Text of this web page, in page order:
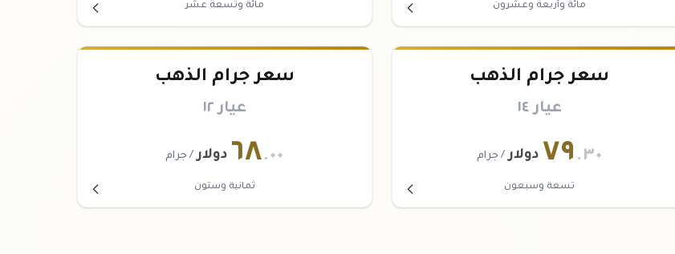
مائة وأربعة وعشرون مائة وتسعة عشر
سعر جرام الذهب
عيار ١٤
٧٩ .٣٠ دولار / جرام
تسعة وسبعون
سعر جرام الذهب
عيار ١٢
٦٨.٠٠ دولار / جرام
ثمانية وستون